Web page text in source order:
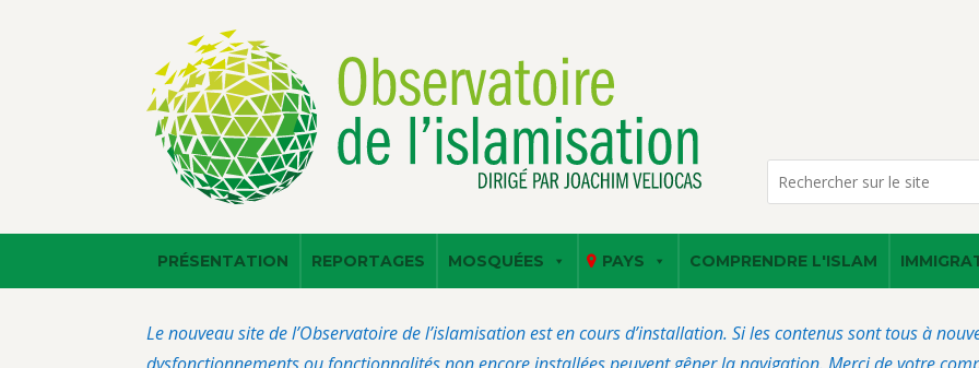
PRÉSENTATION REPORTAGES MOSQUÉES PAYS COMPRENDRE L'ISLAM
Le nouveau site de l’Observatoire de l’islamisation est en cours d’installation. Si les contenus sont tous à
dysfonctionnements ou fonctionnalités non encore installées peuvent gêner la navigation. Merci de votre